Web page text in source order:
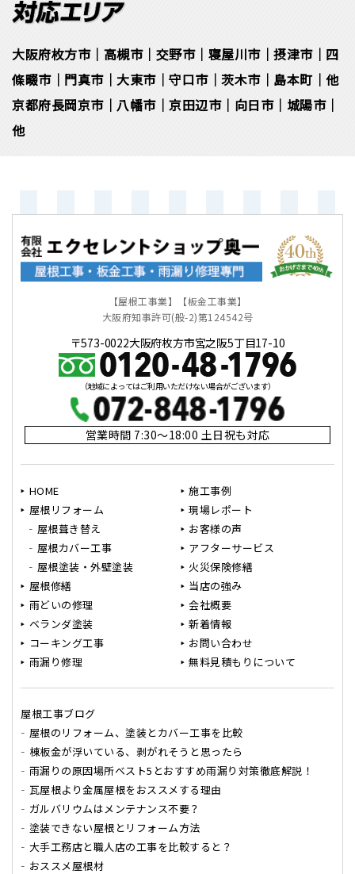
大阪府枚方市｜高槻市｜交野市｜寝屋川市｜摂津市｜四
條畷市｜門真市｜大東市｜守口市｜茨木市｜島本町｜他
京都府長岡京市｜八幡市｜京田辺市｜向日市｜城陽市｜
他
【屋根工事業】【板金工事業】
大阪府知事許可(般-2)第124542号
〒573-0022大阪府枚方市宮之阪5丁目17-10
（地域によってはご利用いただけない場合がございます）
営業時間 7:30～18:00 土日祝も対応
HOME
屋根リフォーム
屋根葺き替え
屋根カバー工事
屋根塗装・外壁塗装
屋根修繕
雨どいの修理
ベランダ塗装
コーキング工事
雨漏り修理
施工事例
現場レポート
お客様の声
アフターサービス
火災保険修繕
当店の強み
会社概要
新着情報
お問い合わせ
無料見積もりについて
屋根工事ブログ
屋根のリフォーム、塗装とカバー工事を比較
棟板金が浮いている、剥がれそうと思ったら
雨漏りの原因場所ベスト5とおすすめ雨漏り対策徹底解説！
瓦屋根より金属屋根をおススメする理由
ガルバリウムはメンテナンス不要？
塗装できない屋根とリフォーム方法
大手工務店と職人店の工事を比較すると？
おススメ屋根材